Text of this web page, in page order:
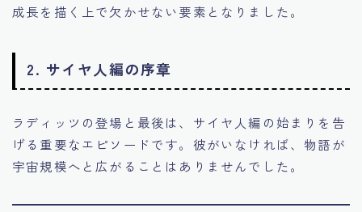
成長を描く上で欠かせない要素となりました。
2. サイヤ人編の序章
ラディッツの登場と最後は、サイヤ人編の始まりを告
げる重要なエピソードです。彼がいなければ、物語が
宇宙規模へと広がることはありませんでした。